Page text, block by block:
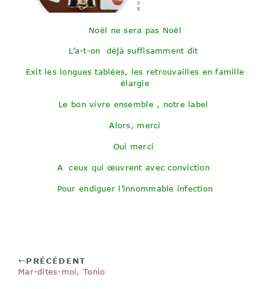
Noël ne sera pas Noël
L’a-t-on déjà suffisamment dit
Exit les longues tablées, les retrouvailles en famille
élargie
Le bon vivre ensemble , notre label
Alors, merci
Oui merci
A ceux qui œuvrent avec conviction
Pour endiguer l’innommable infection
PRÉCÉDENT
Mar-dites-moi, Tonio